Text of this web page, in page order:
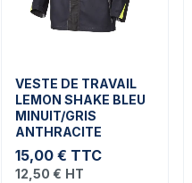
VESTE DE TRAVAIL
LEMON SHAKE BLEU
MINUIT/GRIS
ANTHRACITE
15,00 € TTC
12,50 € HT